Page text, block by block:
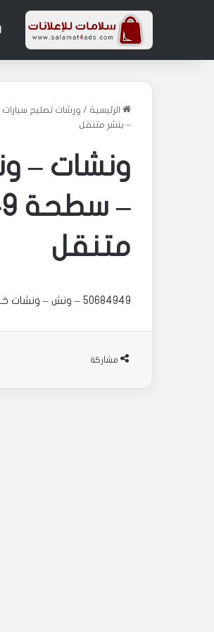
الرئيسية / ورشات تصليح سيارات
– بنشر متنقل
متنقل
50684949 – ونش – ونشات خدمة وتشات
مشاركة